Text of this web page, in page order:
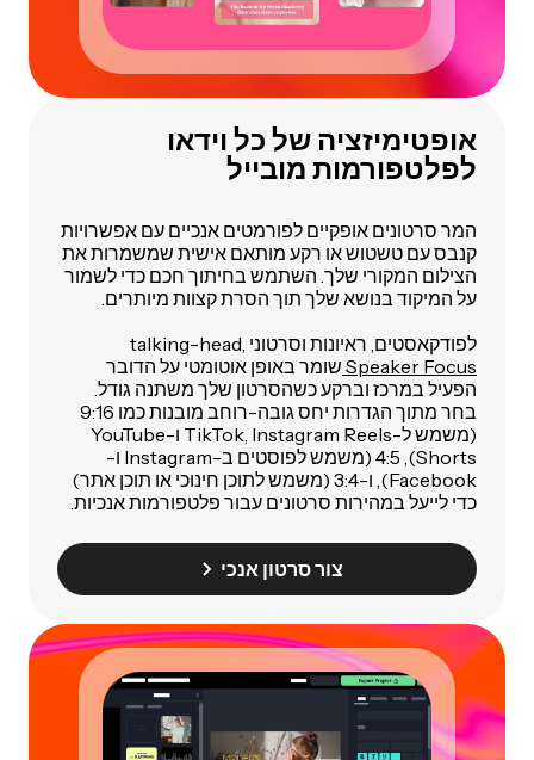
אופטימיזציה של כל וידאו
לפלטפורמות מובייל
המר סרטונים אופקיים לפורמטים אנכיים עם אפשרויות
קנבס עם טשטוש או רקע מותאם אישית שמשמרות את
הצילום המקורי שלך. השתמש בחיתוך חכם כדי לשמור
על המיקוד בנושא שלך תוך הסרת קצוות מיותרים.
לפודקאסטים, ראיונות וסרטוני talking-head,
Speaker Focus שומר באופן אוטומטי על הדובר
הפעיל במרכז וברקע כשהסרטון שלך משתנה גודל.
בחר מתוך הגדרות יחס גובה-רוחב מובנות כמו 9:16
(משמש ל-TikTok, Instagram Reels ו-YouTube
Shorts), 4:5 (משמש לפוסטים ב-Instagram ו-
Facebook), ו-3:4 (משמש לתוכן חינוכי או תוכן אתר)
כדי לייעל במהירות סרטונים עבור פלטפורמות אנכיות.
צור סרטון אנכי